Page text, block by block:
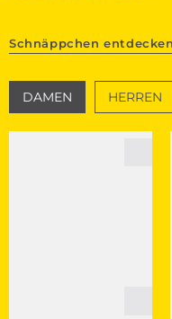
Schnäppchen entdecken
DAMEN HERREN